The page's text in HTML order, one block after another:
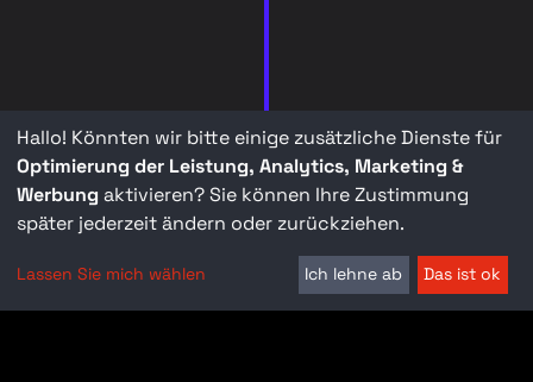
Hallo! Könnten wir bitte einige zusätzliche Dienste für
Optimierung der Leistung, Analytics, Marketing &
Werbung aktivieren? Sie können Ihre Zustimmung
später jederzeit ändern oder zurückziehen.
Lassen Sie mich wählen Ich lehne ab Das ist ok